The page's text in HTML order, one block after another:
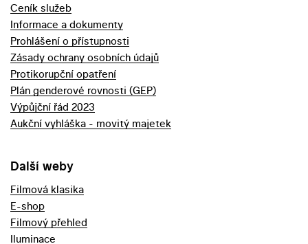
Ceník služeb
Informace a dokumenty
Prohlášení o přístupnosti
Zásady ochrany osobních údajů
Protikorupční opatření
Plán genderové rovnosti (GEP)
Výpůjční řád 2023
Aukční vyhláška - movitý majetek
Další weby
Filmová klasika
E-shop
Filmový přehled
Iluminace